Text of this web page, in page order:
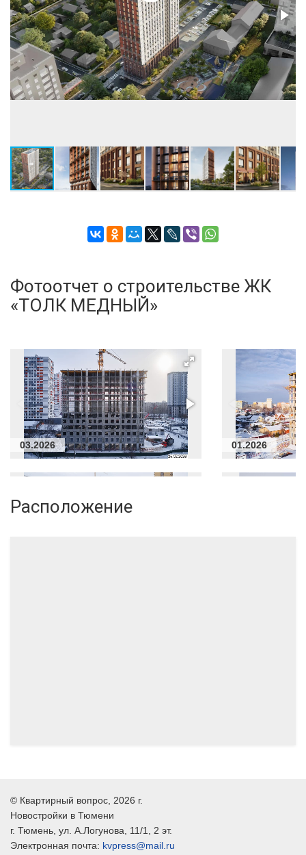
Фотоотчет о строительстве ЖК
«ТОЛК МЕДНЫЙ»
03.2026 01.2026
Расположение
© Квартирный вопрос , 2026 г.
Новостройки в Тюмени
г. Тюмень , ул. А.Логунова, 11/1, 2 эт.
Электронная почта: kvpress@mail.ru